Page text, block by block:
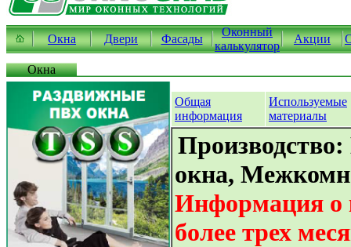
Окна Двери Фасады
Оконный
калькулятор
Акции
Окна
Общая
информация
Используемые
материалы
окна,
Информация о
более трех